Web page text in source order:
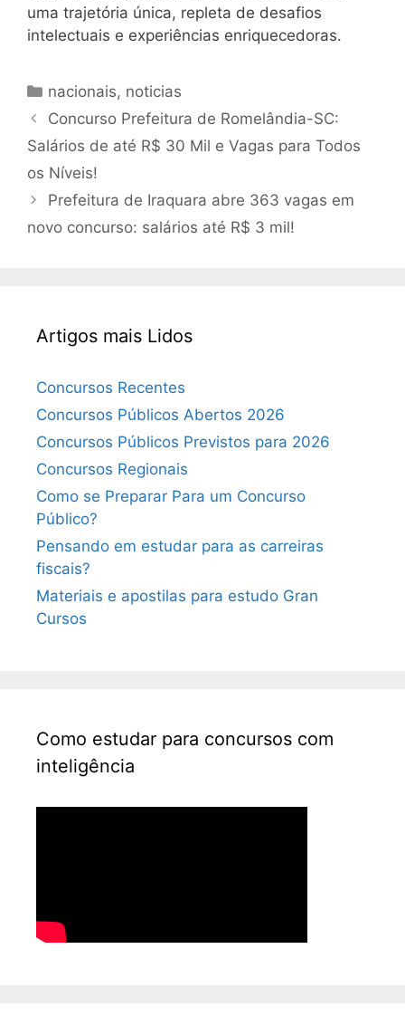
uma trajetória única, repleta de desafios
intelectuais e experiências enriquecedoras.
Categorias
nacionais, noticias
Concurso Prefeitura de Romelândia-SC:
Salários de até R$ 30 Mil e Vagas para Todos
os Níveis!
Prefeitura de Iraquara abre 363 vagas em
novo concurso: salários até R$ 3 mil!
Artigos mais Lidos
Concursos Recentes
Concursos Públicos Abertos 2026
Concursos Públicos Previstos para 2026
Concursos Regionais
Como se Preparar Para um Concurso
Público?
Pensando em estudar para as carreiras
fiscais?
Materiais e apostilas para estudo Gran
Cursos
Como estudar para concursos com
inteligência